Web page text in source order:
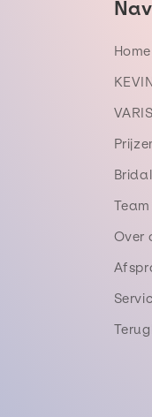
Home
VARIS
Bridal
Team
Over